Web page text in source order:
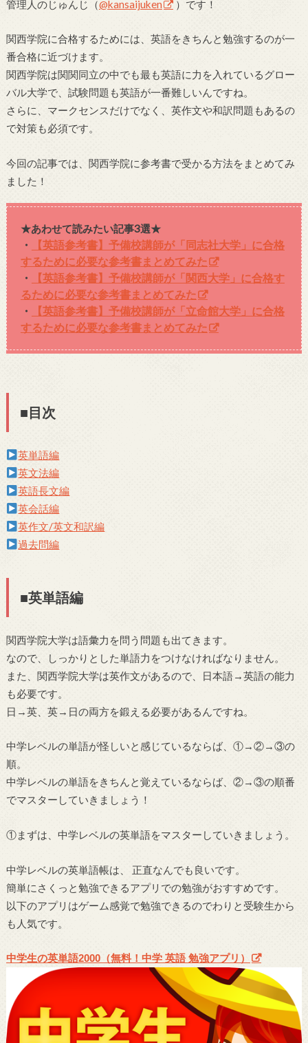
管理人のじゅんじ（@kansaijuken ）です！
関西学院に合格するためには、英語をきちんと勉強するのが一
番合格に近づけます。
関西学院は関関同立の中でも最も英語に力を入れているグロー
バル大学で、試験問題も英語が一番難しいんですね。
さらに、マークセンスだけでなく、英作文や和訳問題もあるの
で対策も必須です。
今回の記事では、関西学院に参考書で受かる方法をまとめてみ
ました！
★あわせて読みたい記事3選★
・
【英語参考書】予備校講師が「同志社大学」に合格
するために必要な参考書まとめてみた
・
【英語参考書】予備校講師が「関西大学」に合格す
るために必要な参考書まとめてみた
・
【英語参考書】予備校講師が「立命館大学」に合格
するために必要な参考書まとめてみた
■目次
英単語編
英文法編
英語長文編
英会話編
英作文/英文和訳編
過去問編
■英単語編
関西学院大学は語彙力を問う問題も出てきます。
なので、しっかりとした単語力をつけなければなりません。
また、関西学院大学は英作文があるので、日本語→英語の能力
も必要です。
日→英、英→日の両方を鍛える必要があるんですね。
中学レベルの単語が怪しいと感じているならば、①→②→③の
順。
中学レベルの単語をきちんと覚えているならば、②→③の順番
でマスターしていきましょう！
①まずは、中学レベルの英単語をマスターしていきましょう。
中学レベルの英単語帳は、 正直なんでも良いです。
簡単にさくっと勉強できるアプリでの勉強がおすすめです。
以下のアプリはゲーム感覚で勉強できるのでわりと受験生から
も人気です。
中学生の英単語2000（無料！中学 英語 勉強アプリ）